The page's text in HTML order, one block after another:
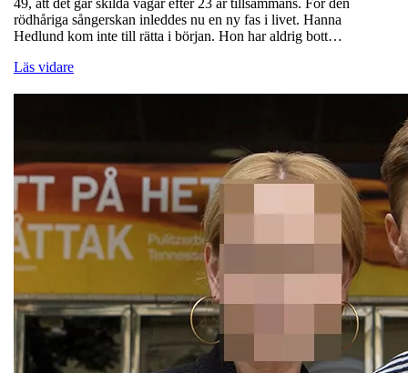
rödhåriga sångerskan inleddes nu en ny fas i livet. Hanna
Hedlund kom inte till rätta i början. Hon har aldrig bott…
Läs vidare